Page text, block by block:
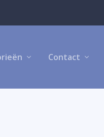
Contact